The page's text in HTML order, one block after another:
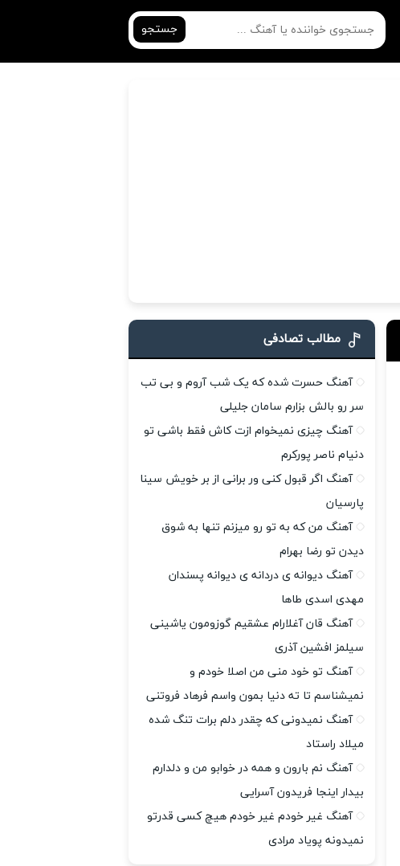
جستجو
مطالب تصادفی
آهنگ حسرت شده که یک شب آروم و بی تب
سر رو بالش بزارم سامان جلیلی
آهنگ چیزی نمیخوام ازت کاش فقط باشی تو
دنیام ناصر پورکرم
آهنگ اگر قبول کنی ور برانی از بر خویش سینا
پارسیان
آهنگ من که به تو رو میزنم تنها به شوق
دیدن تو رضا بهرام
آهنگ دیوانه ی دردانه ی دیوانه پسندان
مهدی اسدی طاها
آهنگ قان آغلارام عشقیم گوزومون یاشینی
سیلمز افشین آذری
آهنگ تو خود منی من اصلا خودم و
نمیشناسم تا ته دنیا بمون واسم فرهاد فروتنی
آهنگ نمیدونی که چقدر دلم برات تنگ شده
میلاد راستاد
آهنگ نم بارون و همه در خوابو من و دلدارم
بیدار اینجا فریدون آسرایی
آهنگ غیر خودم غیر خودم هیچ کسی قدرتو
نمیدونه پویاد مرادی